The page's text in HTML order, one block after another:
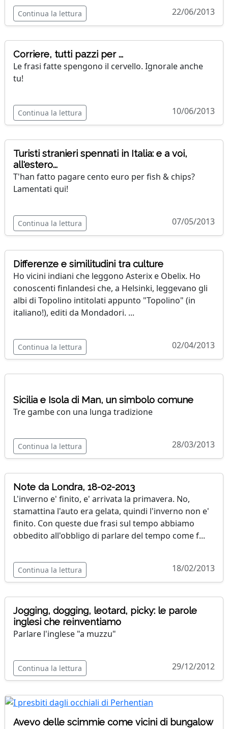
Continua la lettura 22/06/2013
Corriere, tutti pazzi per ...
Le frasi fatte spengono il cervello. Ignorale anche
tu!
Continua la lettura 10/06/2013
Turisti stranieri spennati in Italia: e a voi,
all'estero...
T'han fatto pagare cento euro per fish & chips?
Lamentati qui!
Continua la lettura 07/05/2013
Differenze e similitudini tra culture
Ho vicini indiani che leggono Asterix e Obelix. Ho
conoscenti finlandesi che, a Helsinki, leggevano gli
albi di Topolino intitolati appunto "Topolino" (in
italiano!), editi da Mondadori. ...
Continua la lettura 02/04/2013
Sicilia e Isola di Man, un simbolo comune
Tre gambe con una lunga tradizione
Continua la lettura 28/03/2013
Note da Londra, 18-02-2013
L'inverno e' finito, e' arrivata la primavera. No,
stamattina l'auto era gelata, quindi l'inverno non e'
finito. Con queste due frasi sul tempo abbiamo
obbedito all'obbligo di parlare del tempo come f...
Continua la lettura 18/02/2013
Jogging, dogging, leotard, picky: le parole
inglesi che reinventiamo
Parlare l'inglese "a muzzu"
Continua la lettura 29/12/2012
Avevo delle scimmie come vicini di bungalow